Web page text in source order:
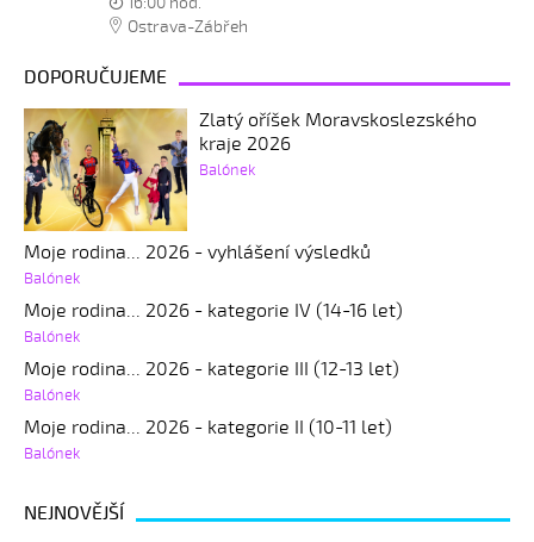
Ostrava-Zábřeh
DOPORUČUJEME
Zlatý oříšek Moravskoslezského
kraje 2026
Balónek
Moje rodina... 2026 - vyhlášení výsledků
Balónek
Moje rodina... 2026 - kategorie IV (14-16 let)
Balónek
Moje rodina... 2026 - kategorie III (12-13 let)
Balónek
Moje rodina... 2026 - kategorie II (10-11 let)
Balónek
NEJNOVĚJŠÍ